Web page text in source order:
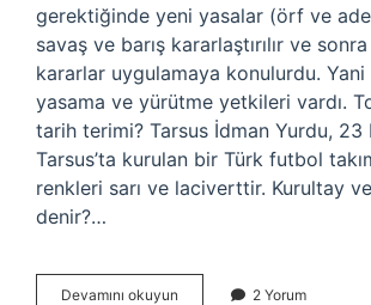
gerektiğinde yeni yasalar (örf ve
savaş ve barış kararlaştırılır ve
kararlar uygulamaya konulurdu. Yani
yasama ve yürütme yetkileri vardı.
tarih terimi? Tarsus İdman Yurdu, 23
Tarsus’ta kurulan bir Türk futbol
renkleri sarı ve laciverttir. Kurultay
denir?…
Devamını okuyun 2 Yorum